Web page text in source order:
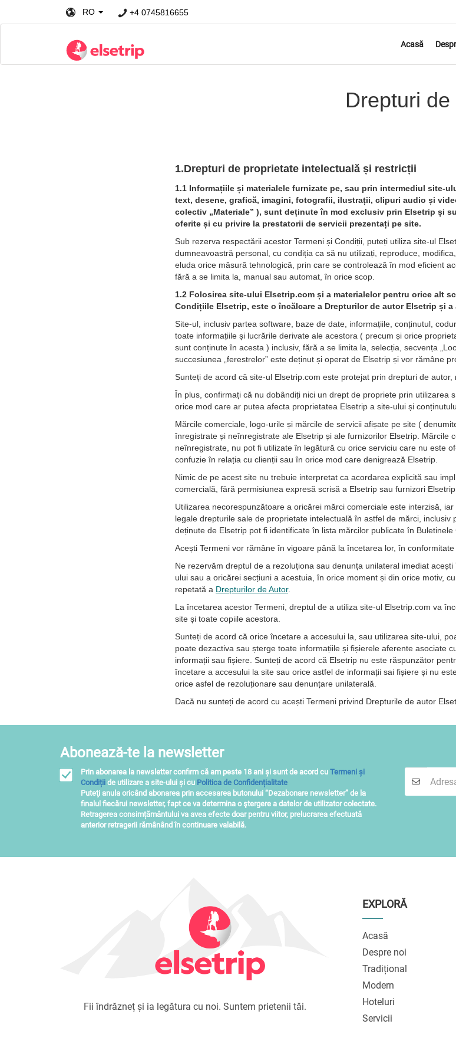
RO +4 0745816655
Acasă
Drepturi
1.Drepturi de proprietate intelectuală și restricții
1.1 Informațiile și materialele furnizate pe, sau prin intermediul site-
text, desene, grafică, imagini, fotografii, ilustrații, clipuri audio și
colectiv „Materiale” ), sunt deținute în mod exclusiv prin Elsetrip și
oferite și cu privire la prestatorii de servicii prezentați pe site.
Sub rezerva respectării acestor Termeni și Condiții, puteți utiliza site-ul
dumneavoastră personal, cu condiția ca să nu utilizați, reproduce,
eluda orice măsură tehnologică, prin care se controlează în mod eficient
fără a se limita la, manual sau automat, în orice scop.
1.2 Folosirea site-ului Elsetrip.com și a materialelor pentru orice alt
Condițiile Elsetrip, este o încălcare a Drepturilor de autor Elsetrip și
Site-ul, inclusiv partea software, baze de date, informațiile, conținutul,
toate informațiile și lucrările derivate ale acestora ( precum și orice
sunt conținute în acesta ) inclusiv, fără a se limita la, selecția, secvența
succesiunea „ferestrelor” este deținut și operat de Elsetrip și vor rămâne
Sunteți de acord că site-ul Elsetrip.com este protejat prin drepturi de autor,
În plus, confirmați că nu dobândiți nici un drept de propriete prin utilizarea
orice mod care ar putea afecta proprietatea Elsetrip a site-ului și
Mărcile comerciale, logo-urile și mărcile de servicii afișate pe site (
înregistrate și neînregistrate ale Elsetrip și ale furnizorilor Elsetrip. Mărcile
neînregistrate, nu pot fi utilizate în legătură cu orice serviciu care nu este
confuzie în relația cu clienții sau în orice mod care denigrează Elsetrip.
Nimic de pe acest site nu trebuie interpretat ca acordarea explicită sau
comercială, fără permisiunea expresă scrisă a Elsetrip sau furnizori Elsetrip
Utilizarea necorespunzătoare a oricărei mărci comerciale este interzisă,
legale drepturile sale de proprietate intelectuală în astfel de mărci,
deținute de Elsetrip pot fi identificate în lista mărcilor publicate în Buletinele
Acești Termeni vor rămâne în vigoare până la încetarea lor, în
Ne rezervăm dreptul de a rezoluționa sau denunța unilateral imediat
ului sau a oricărei secțiuni a acestuia, în orice moment și din orice motiv,
repetată a Drepturilor de Autor.
La încetarea acestor Termeni, dreptul de a utiliza site-ul Elsetrip.com va
site și toate copiile acestora.
Sunteți de acord că orice încetare a accesului la, sau utilizarea site-ului,
poate dezactiva sau șterge toate informațiile și fișierele aferente asociate
informații sau fișiere. Sunteți de acord că Elsetrip nu este răspunzător
încetare a accesului la site sau orice astfel de informații sai fișiere și nu
orice asfel de rezoluționare sau denunțare unilaterală.
Dacă nu sunteți de acord cu acești Termeni privind Drepturile de autor
Abonează-te la newsletter
Prin abonarea la newsletter confirm că am peste 18 ani și sunt de acord cu Termeni și
Condiții de utilizare a site-ului și cu Politica de Confidențialitate
Puteţi anula oricând abonarea prin accesarea butonului “Dezabonare newsletter” de la
finalul fiecărui newsletter, fapt ce va determina o ştergere a datelor de utilizator colectate.
Retragerea consimțământului va avea efecte doar pentru viitor, prelucrarea efectuată
anterior retragerii rămânând în continuare valabilă.
Fii îndrăzneț și ia legătura cu noi. Suntem prietenii tăi.
EXPLORĂ
Acasă
Despre noi
Tradițional
Modern
Hoteluri
Servicii